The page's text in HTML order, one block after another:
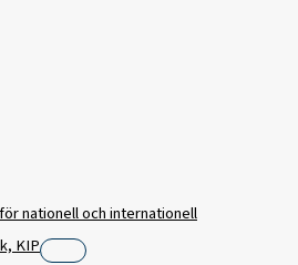
nationell och internationell
KIP